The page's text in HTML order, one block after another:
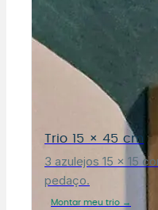
Trio 15 × 45 cm
3 azulejos 15 × 15
pedaço.
Montar meu trio →